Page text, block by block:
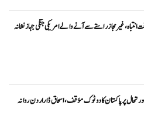
انتباہ، غیر مجاز راستے سے آنے والے امریکی جنگی جہاز نشانہ
پر پاکستان کا دوٹوک مؤقف، اسحاق ڈار اردن روانہ